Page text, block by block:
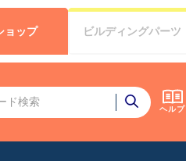
ヘルプ
ョップ ビルディングパーツ